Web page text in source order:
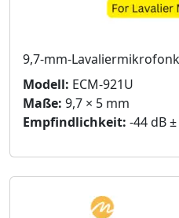
9,7-mm-
Modell: ECM-921U
Maße: 9,7 × 5 mm
Empfindlichkeit: -44 dB